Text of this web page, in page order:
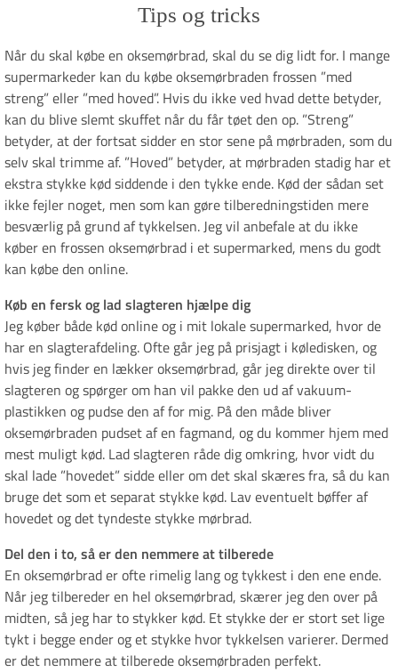
Tips og tricks
Når du skal købe en oksemørbrad, skal du se dig lidt for. I mange
supermarkeder kan du købe oksemørbraden frossen ”med
streng” eller ”med hoved”. Hvis du ikke ved hvad dette betyder,
kan du blive slemt skuffet når du får tøet den op. ”Streng”
betyder, at der fortsat sidder en stor sene på mørbraden, som du
selv skal trimme af. ”Hoved” betyder, at mørbraden stadig har et
ekstra stykke kød siddende i den tykke ende. Kød der sådan set
ikke fejler noget, men som kan gøre tilberedningstiden mere
besværlig på grund af tykkelsen. Jeg vil anbefale at du ikke
køber en frossen oksemørbrad i et supermarked, mens du godt
kan købe den online.
Køb en fersk og lad slagteren hjælpe dig
Jeg køber både kød online og i mit lokale supermarked, hvor de
har en slagterafdeling. Ofte går jeg på prisjagt i køledisken, og
hvis jeg finder en lækker oksemørbrad, går jeg direkte over til
slagteren og spørger om han vil pakke den ud af vakuum-
plastikken og pudse den af for mig. På den måde bliver
oksemørbraden pudset af en fagmand, og du kommer hjem med
mest muligt kød. Lad slagteren råde dig omkring, hvor vidt du
skal lade ”hovedet” sidde eller om det skal skæres fra, så du kan
bruge det som et separat stykke kød. Lav eventuelt bøffer af
hovedet og det tyndeste stykke mørbrad.
Del den i to, så er den nemmere at tilberede
En oksemørbrad er ofte rimelig lang og tykkest i den ene ende.
Når jeg tilbereder en hel oksemørbrad, skærer jeg den over på
midten, så jeg har to stykker kød. Et stykke der er stort set lige
tykt i begge ender og et stykke hvor tykkelsen varierer. Dermed
er det nemmere at tilberede oksemørbraden perfekt.